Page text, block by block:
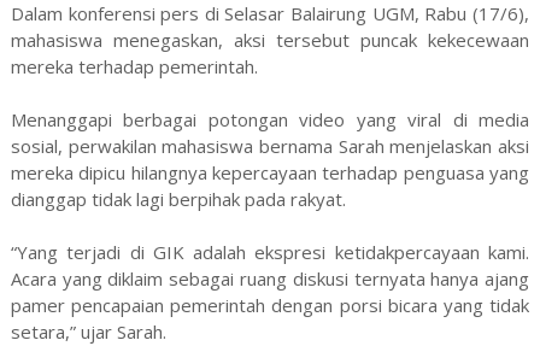
Dalam konferensi pers di Selasar Balairung UGM, Rabu (17/6),
mahasiswa menegaskan, aksi tersebut puncak kekecewaan
mereka terhadap pemerintah.
Menanggapi berbagai potongan video yang viral di media
sosial, perwakilan mahasiswa bernama Sarah menjelaskan aksi
mereka dipicu hilangnya kepercayaan terhadap penguasa yang
dianggap tidak lagi berpihak pada rakyat.
“Yang terjadi di GIK adalah ekspresi ketidakpercayaan kami.
Acara yang diklaim sebagai ruang diskusi ternyata hanya ajang
pamer pencapaian pemerintah dengan porsi bicara yang tidak
setara,” ujar Sarah.